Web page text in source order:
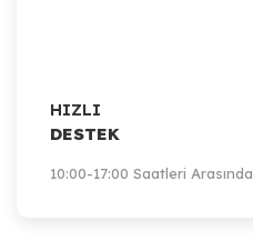
HIZLI
DESTEK
10:00-17:00 Saatleri Arasında